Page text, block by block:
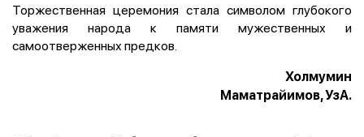
Торжественная церемония стала символом глубокого
уважения народа к памяти мужественных и
самоотверженных предков.
Холмумин
Маматрайимов, УзА.